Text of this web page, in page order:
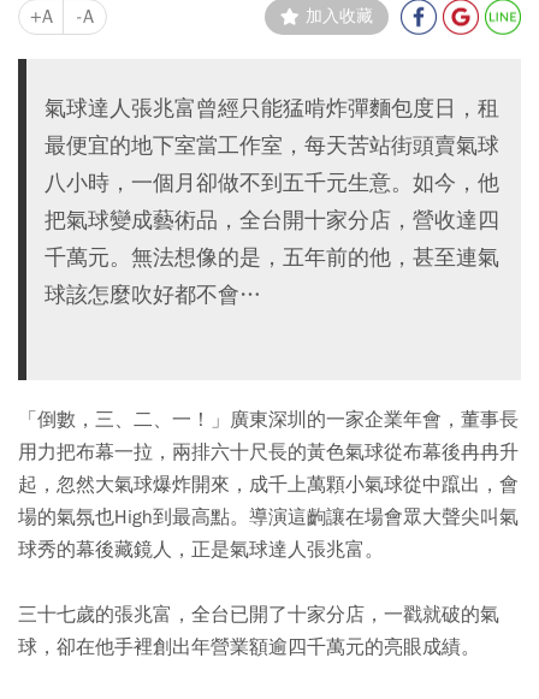
+A -A 加入收藏
氣球達人張兆富曾經只能猛啃炸彈麵包度日，租
最便宜的地下室當工作室，每天苦站街頭賣氣球
八小時，一個月卻做不到五千元生意。如今，他
把氣球變成藝術品，全台開十家分店，營收達四
千萬元。無法想像的是，五年前的他，甚至連氣
球該怎麼吹好都不會…
「倒數，三、二、一！」廣東深圳的一家企業年會，董事長
用力把布幕一拉，兩排六十尺長的黃色氣球從布幕後冉冉升
起，忽然大氣球爆炸開來，成千上萬顆小氣球從中躥出，會
場的氣氛也High到最高點。導演這齣讓在場會眾大聲尖叫氣
球秀的幕後藏鏡人，正是氣球達人張兆富。
三十七歲的張兆富，全台已開了十家分店，一戳就破的氣
球，卻在他手裡創出年營業額逾四千萬元的亮眼成績。